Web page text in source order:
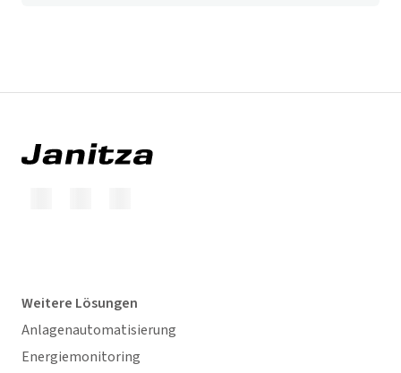
Weitere Lösungen
Anlagenautomatisierung
Energiemonitoring